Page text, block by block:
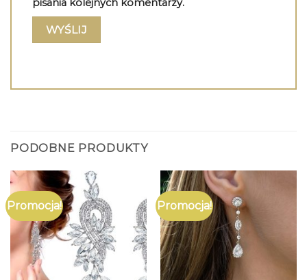
PODOBNE PRODUKTY
Promocja! Promocja!